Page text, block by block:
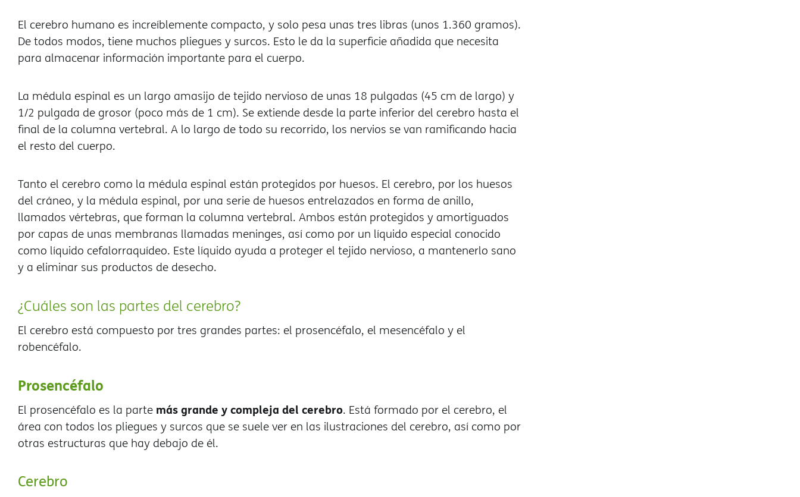
El cerebro humano es increíblemente compacto, y solo pesa unas tres libras (unos 1.360 gramos).
De todos modos, tiene muchos pliegues y surcos. Esto le da la superficie añadida que necesita
para almacenar información importante para el cuerpo.
La médula espinal es un largo amasijo de tejido nervioso de unas 18 pulgadas (45 cm de largo) y
1/2 pulgada de grosor (poco más de 1 cm). Se extiende desde la parte inferior del cerebro hasta el
final de la columna vertebral. A lo largo de todo su recorrido, los nervios se van ramificando hacia
el resto del cuerpo.
Tanto el cerebro como la médula espinal están protegidos por huesos. El cerebro, por los huesos
del cráneo, y la médula espinal, por una serie de huesos entrelazados en forma de anillo,
llamados vértebras, que forman la columna vertebral. Ambos están protegidos y amortiguados
por capas de unas membranas llamadas meninges, así como por un líquido especial conocido
como líquido cefalorraquídeo. Este líquido ayuda a proteger el tejido nervioso, a mantenerlo sano
y a eliminar sus productos de desecho.
¿Cuáles son las partes del cerebro?
El cerebro está compuesto por tres grandes partes: el prosencéfalo, el mesencéfalo y el
robencéfalo.
Prosencéfalo
El prosencéfalo es la parte más grande y compleja del cerebro. Está formado por el cerebro, el
rea con todos los pliegues y surcos que se suele ver en las ilustraciones del cerebro, así como por
otras estructuras que hay debajo de él.
Cerebro